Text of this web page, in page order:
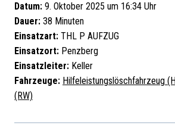
Datum: 9. Oktober 2025 um 16:34 Uhr
Dauer: 38 Minuten
Einsatzart: THL P AUFZUG
Einsatzort: Penzberg
Einsatzleiter: Keller
Fahrzeuge: Hilfeleistungslöschfahrzeug
(RW)